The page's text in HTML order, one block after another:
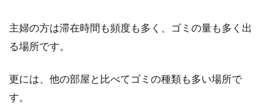
主婦の方は滞在時間も頻度も多く、ゴミの量も多く出
る場所です。
更には、他の部屋と比べてゴミの種類も多い場所で
す。